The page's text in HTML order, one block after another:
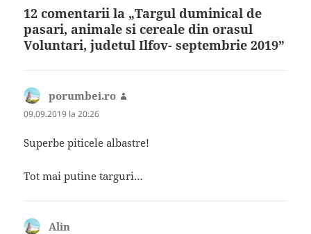
12 comentarii la „Targul duminical de
pasari, animale si cereale din orasul
Voluntari, judetul Ilfov- septembrie 2019”
porumbei.ro
09.09.2019 la 20:26
Superbe piticele albastre!
Tot mai putine targuri…
Alin